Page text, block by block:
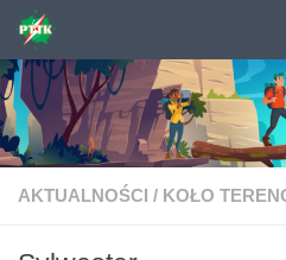
Skip to content
AKTUALNOŚCI / KOŁO